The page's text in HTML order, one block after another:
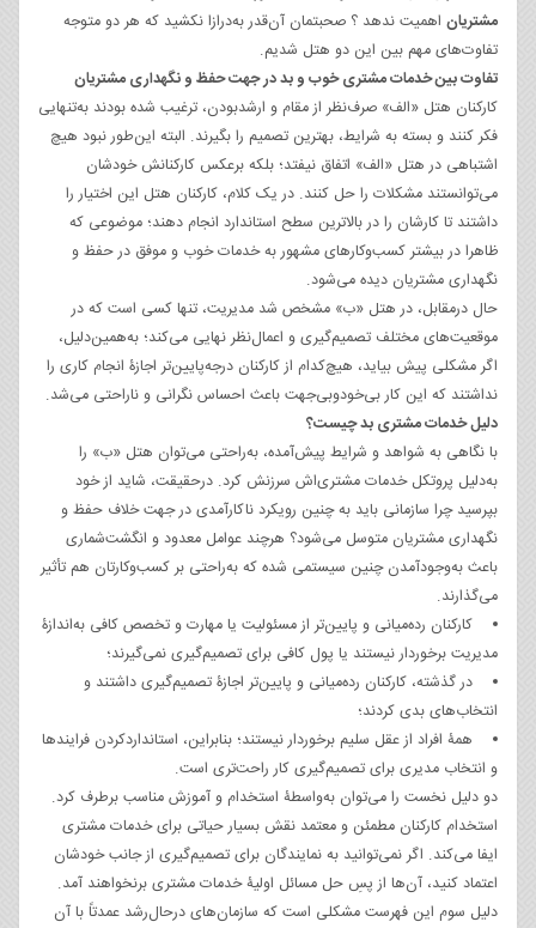
مشتریان اهمیت ندهد ؟ صحبتمان آن‌قدر به‌درازا نکشید که هر دو متوجه
تفاوت‌های مهم بین این دو هتل شدیم.
تفاوت بین خدمات مشتری خوب و بد در جهت حفظ و نگهداری مشتریان
کارکنان هتل «الف» صرف‌نظر از مقام و ارشدبودن، ترغیب شده بودند به‌تنهایی
فکر کنند و بسته به شرایط، بهترین تصمیم را بگیرند. البته این‌طور نبود هیچ
اشتباهی در هتل «الف» اتفاق نیفتد؛ بلکه برعکس کارکنانش خودشان
می‌توانستند مشکلات را حل کنند. در یک ‌کلام، کارکنان هتل این اختیار را
داشتند تا کارشان را در بالاترین سطح استاندارد انجام دهند؛ موضوعی که
ظاهرا در بیشتر کسب‌وکارهای مشهور به خدمات خوب و موفق در حفظ و
نگهداری مشتریان دیده می‌شود.
حال درمقابل، در هتل «ب» مشخص شد مدیریت، تنها کسی است که در
موقعیت‌های مختلف تصمیم‌گیری و اعمال‌نظر نهایی می‌کند؛ به‌همین‌دلیل،
اگر مشکلی پیش بیاید، هیچ‌کدام از کارکنان درجه‌پایین‌تر اجازۀ انجام کاری را
نداشتند که این کار بی‌خودو‌بی‌جهت باعث احساس نگرانی و ناراحتی می‌شد.
دلیل خدمات مشتری بد چیست؟
با نگاهی به شواهد و شرایط پیش‌آمده، به‌راحتی می‌توان هتل «ب» را
به‌دلیل پروتکل خدمات مشتری‌اش سرزنش کرد. درحقیقت، شاید از خود
بپرسید چرا سازمانی باید به چنین رویکرد ناکارآمدی در جهت خلاف حفظ و
نگهداری مشتریان متوسل می‌شود؟ هرچند عوامل معدود و انگشت‌شماری
باعث به‌وجود‌آمدن چنین سیستمی شده که به‌راحتی بر کسب‌وکارتان هم تأثیر
می‌گذارند.
کارکنان رده‌میانی و پایین‌تر از مسئولیت یا مهارت و تخصص کافی به‌اندازۀ
مدیریت برخوردار نیستند یا پول کافی برای تصمیم‌گیری نمی‌گیرند؛
در گذشته، کارکنان رده‌میانی و پایین‌تر اجازۀ تصمیم‌گیری داشتند و
انتخاب‌های بدی کردند؛
همۀ افراد از عقل سلیم برخوردار نیستند؛ بنابراین، استانداردکردن فرایندها
و انتخاب مدیری برای تصمیم‌گیری کار راحت‌تری است.
دو دلیل نخست را می‌توان به‌واسطۀ استخدام و آموزش مناسب برطرف کرد.
استخدام کارکنان مطمئن و معتمد نقش بسیار حیاتی برای خدمات مشتری
ایفا می‌کند. اگر نمی‌توانید به نمایندگان برای تصمیم‌گیری از جانب خودشان
اعتماد کنید، آن‌ها از پسِ حل مسائل اولیۀ خدمات مشتری برنخواهند آمد.
دلیل سوم این فهرست مشکلی است که سازمان‌های در‌حال‌رشد عمدتاً با آن